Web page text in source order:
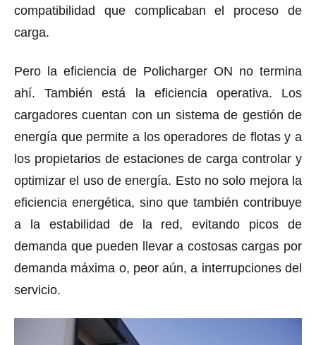
compatibilidad que complicaban el proceso de
carga.
Pero la eficiencia de Policharger ON no termina
ahí. También está la eficiencia operativa. Los
cargadores cuentan con un sistema de gestión de
energía que permite a los operadores de flotas y a
los propietarios de estaciones de carga controlar y
optimizar el uso de energía. Esto no solo mejora la
eficiencia energética, sino que también contribuye
a la estabilidad de la red, evitando picos de
demanda que pueden llevar a costosas cargas por
demanda máxima o, peor aún, a interrupciones del
servicio.